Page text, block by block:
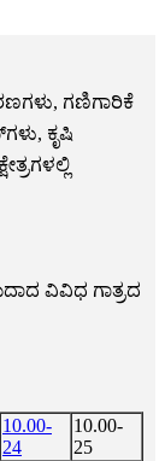
ಗಣಿಗಾರಿಕೆ
ಕೃಷಿ
ವಿವಿಧ ಗಾತ್ರದ
10.00-
24
10.00-
25